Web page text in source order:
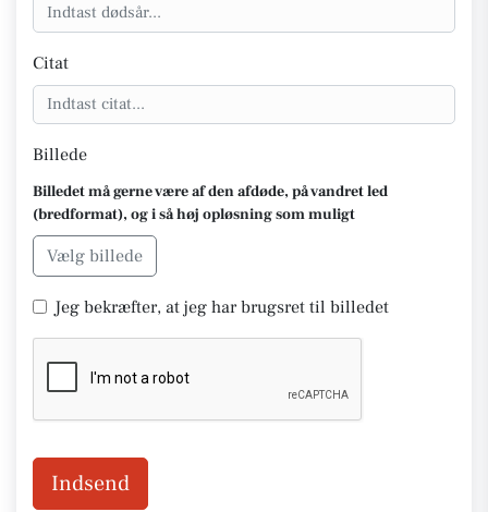
Citat
Billede
Billedet må gerne være af den afdøde, på vandret led
(bredformat), og i så høj opløsning som muligt
Vælg billede
Jeg bekræfter, at jeg har brugsret til billedet
Indsend